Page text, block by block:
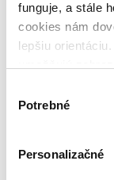
funguje, a stále
cookies nám
lepšiu
keby sme mohli
súhlasu
Potrebné
Personalizačné
posnažíme sa
Pridať do